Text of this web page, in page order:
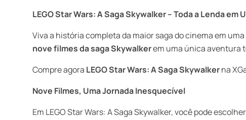
LEGO Star Wars: A Saga Skywalker – Toda a Lenda em
Viva a história completa da maior saga do cinema em
nove filmes da saga Skywalkerem uma única aventura
Compre agora LEGO Star Wars: A Saga Skywalkerna
Nove Filmes, Uma Jornada Inesquecível
Em LEGO Star Wars: A Saga Skywalker, você pode